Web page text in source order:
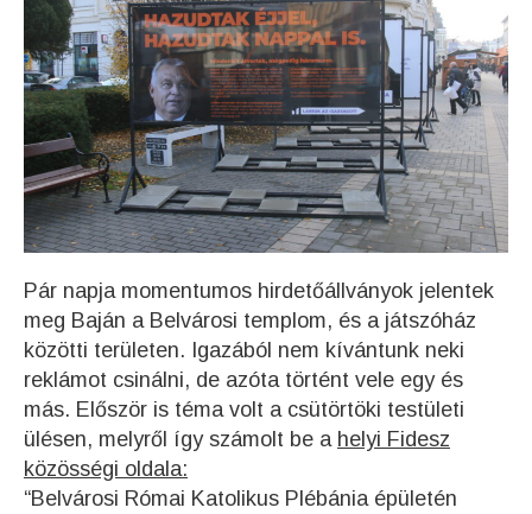
Pár napja momentumos hirdetőállványok jelentek
meg Baján a Belvárosi templom, és a játszóház
közötti területen. Igazából nem kívántunk neki
reklámot csinálni, de azóta történt vele egy és
más. Először is téma volt a csütörtöki testületi
ülésen, melyről így számolt be a helyi Fidesz
közösségi oldala:
“Belvárosi Római Katolikus Plébánia épületén